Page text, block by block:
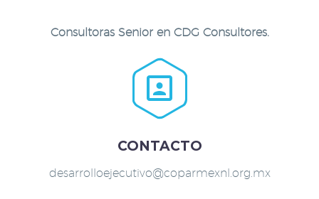
Consultoras Senior en CDG Consultores.


CONTACTO
desarrolloejecutivo@coparmexnl.org.mx